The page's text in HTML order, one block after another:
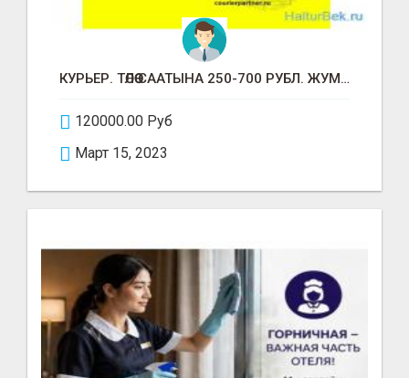
КУРЬЕР. ТӨЛӨӨ СААТЫНА 250-700 РУБЛ. ЖУМУШ ГРАФИГИ СВОБОДНЫЙ. БЕЗ ОПЫТА АЛАБЫЗ. ҮЙДҮН ЖАНЫНДА.
120000.00 Руб
Март 15, 2023